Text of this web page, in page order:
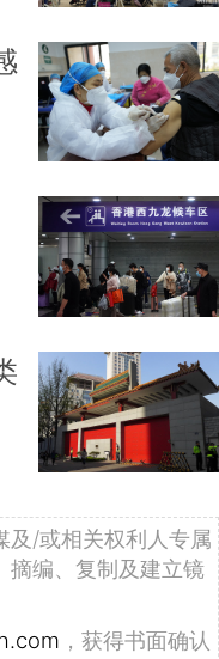
及/或相关权利人专属
摘编、复制及建立镜
，获得书面确认